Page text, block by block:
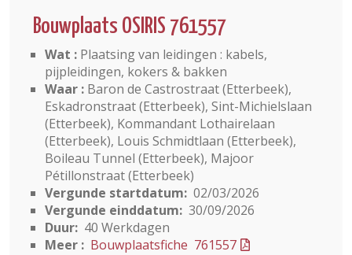
Bouwplaats OSIRIS 761557
Wat : Plaatsing van leidingen : kabels,
pijpleidingen, kokers & bakken
Waar : Baron de Castrostraat (Etterbeek),
Eskadronstraat (Etterbeek), Sint-Michielslaan
(Etterbeek), Kommandant Lothairelaan
(Etterbeek), Louis Schmidtlaan (Etterbeek),
Boileau Tunnel (Etterbeek), Majoor
Pétillonstraat (Etterbeek)
Vergunde startdatum: 02/03/2026
Vergunde einddatum: 30/09/2026
Duur: 40 Werkdagen
Meer : Bouwplaatsfiche 761557